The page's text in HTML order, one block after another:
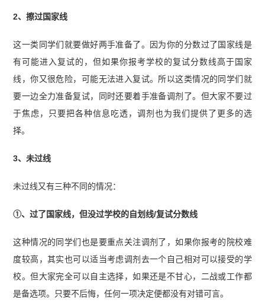
2、擦过国家线
这一类同学们就要做好两手准备了。因为你的分数过了国家线是
有可能进入复试的，但如果你报考学校的复试分数线高于国家
线，你又很危险，可能无法进入复试。所以这类情况的同学们就
要一边全力准备复试，同时还要着手准备调剂了。但大家不要过
于焦虑，只要把各种信息吃透，调剂也为我们提供了更多的选
择。
3、未过线
未过线又有三种不同的情况：
①、过了国家线，但没过学校的自划线/复试分数线
这种情况的同学们也是要重点关注调剂了，如果你报考的院校难
度较高，其实也可以适当考虑调剂去一个自己相对可以接受的学
校。但大家完全可以自主选择，如果还是不甘心，二战或工作都
是备选项。只要不后悔，任何一项决定便都没有对错可言。